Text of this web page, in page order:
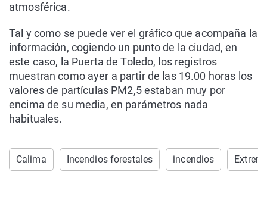
atmosférica.
Tal y como se puede ver el gráfico que acompaña la
información, cogiendo un punto de la ciudad, en
este caso, la Puerta de Toledo, los registros
muestran como ayer a partir de las 19.00 horas los
valores de partículas PM2,5 estaban muy por
encima de su media, en parámetros nada
habituales.
Calima Incendios forestales incendios